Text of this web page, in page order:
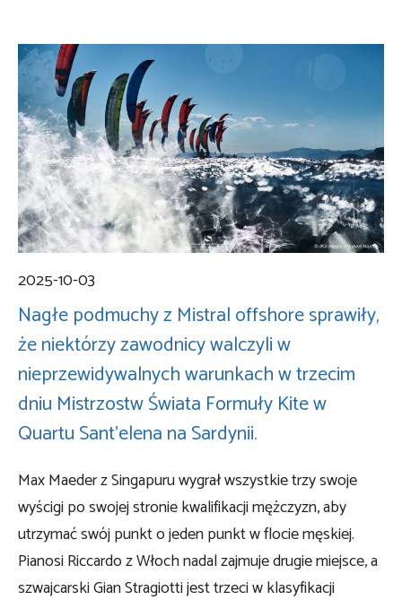
2025-10-03
Nagłe podmuchy z Mistral offshore sprawiły,
że niektórzy zawodnicy walczyli w
nieprzewidywalnych warunkach w trzecim
dniu Mistrzostw Świata Formuły Kite w
Quartu Sant’elena na Sardynii.
Max Maeder z Singapuru wygrał wszystkie trzy swoje
wyścigi po swojej stronie kwalifikacji mężczyzn, aby
utrzymać swój punkt o jeden punkt w flocie męskiej.
Pianosi Riccardo z Włoch nadal zajmuje drugie miejsce, a
szwajcarski Gian Stragiotti jest trzeci w klasyfikacji